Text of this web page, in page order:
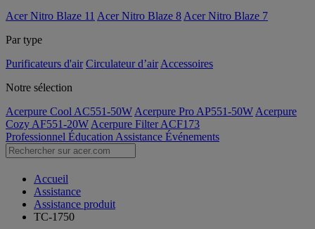
Acer Nitro Blaze 11 Acer Nitro Blaze 8 Acer Nitro Blaze 7
Par type
Purificateurs d'air Circulateur d’air Accessoires
Notre sélection
Acerpure Cool AC551-50W Acerpure Pro AP551-50W Acerpure
Cozy AF551-20W Acerpure Filter ACF173
Professionnel Éducation Assistance Événements
Accueil
Assistance
Assistance produit
TC-1750